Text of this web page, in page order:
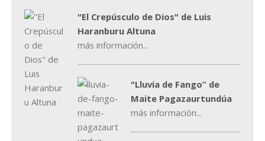
"El Crepúsculo de Dios" de Luis
Haranburu Altuna
más información...
"Lluvia de Fango” de
Maite Pagazaurtundúa
más información...